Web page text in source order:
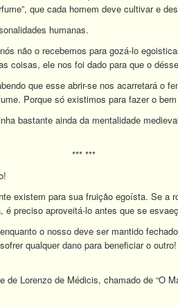
que cada homem deve cultivar e
humanas.
não o recebemos para gozá-lo
coisas, ele nos foi dado para que o
que esse abrir-se nos acarretará o
Porque só existimos para fazer o
bastante ainda da mentalidade
*** ***
existem para sua fruição egoísta. Se a
preciso aproveitá-lo antes que se
o nosso deve ser mantido
qualquer dano para beneficiar o
Lorenzo de Médicis, chamado de “O